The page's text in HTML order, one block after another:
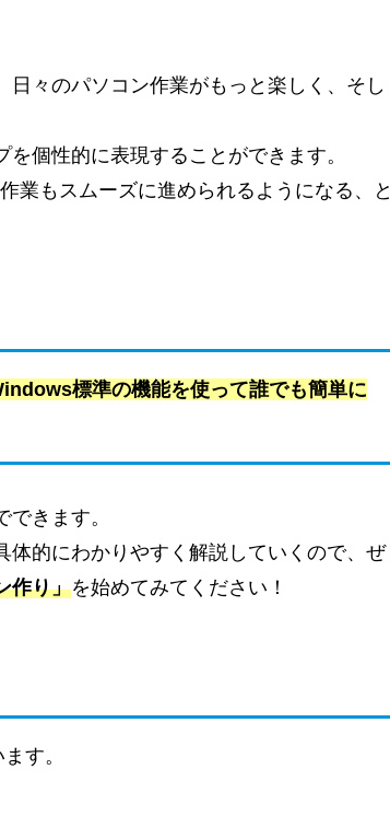
々のパソコン作業がもっと楽しく、そし
個性的に表現することができます。
業もスムーズに進められるようになる、と
標準の機能を使って誰でも簡単に
きます。
的にわかりやすく解説していくので、ぜ
作り」を始めてみてください！
す。